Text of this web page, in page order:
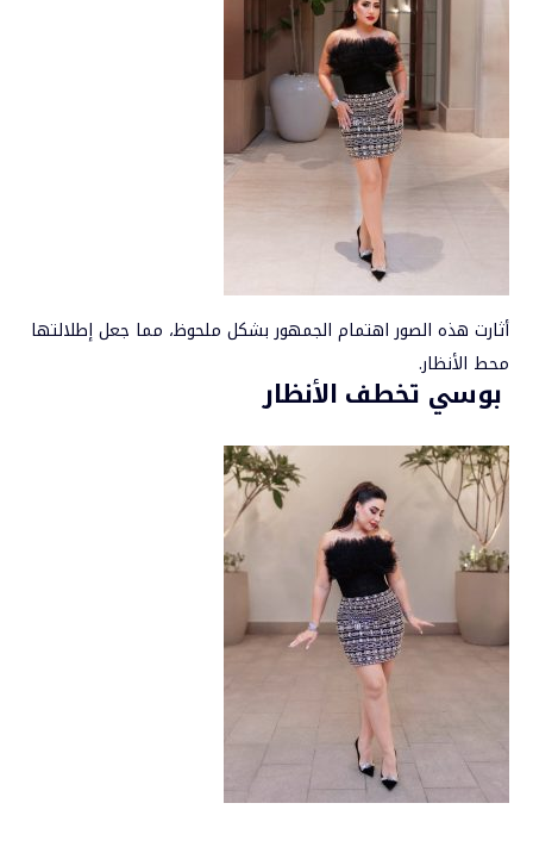
أثارت هذه الصور اهتمام الجمهور بشكل ملحوظ، مما جعل إطلالتها
محط الأنظار.
بوسي تخطف الأنظار